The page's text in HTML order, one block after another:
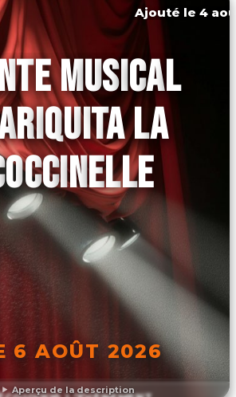
Aperçu de la description
Ajouté le 4
MUSICAL
LA
6 AOÛT 2026